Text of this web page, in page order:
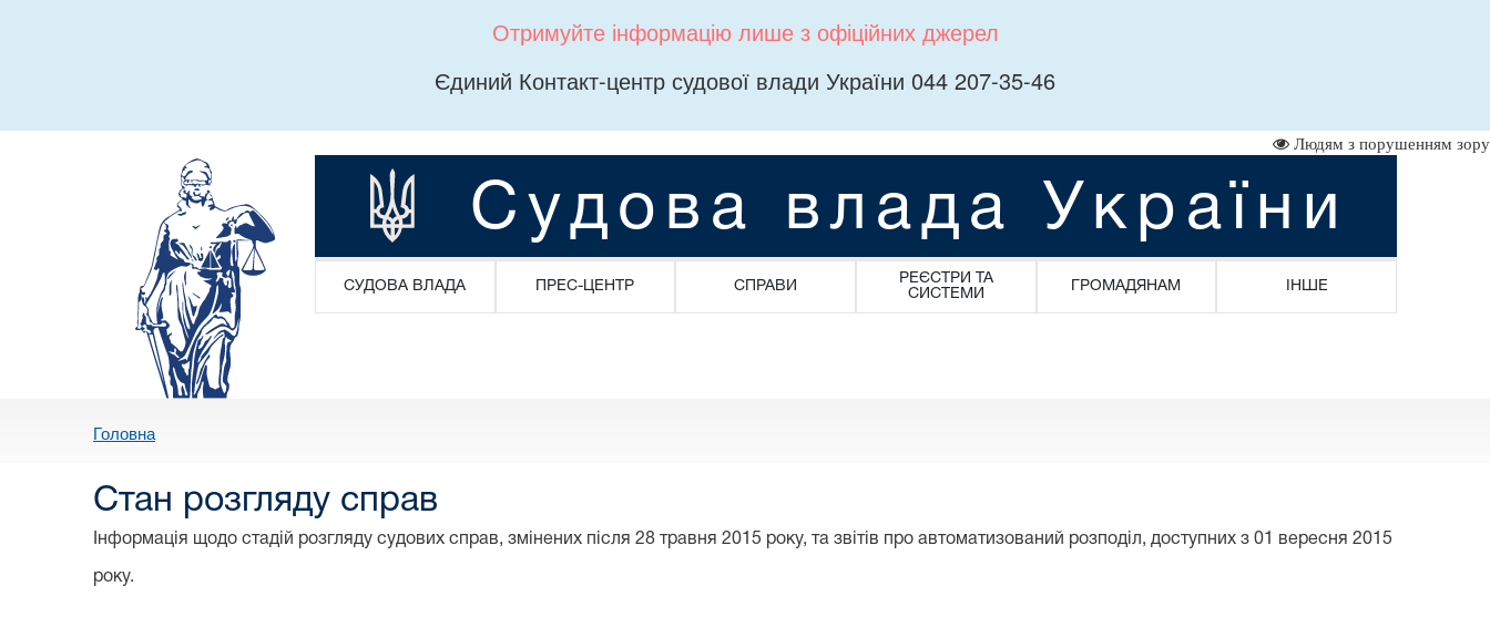
Отримуйте інформацію лише з офіційних джерел
Єдиний Контакт-центр судової влади України 044 207-35-46
Людям з порушенням зору
Судова влада України
СУДОВА ВЛАДА ПРЕС-ЦЕНТР СПРАВИ
РЕЄСТРИ ТА
СИСТЕМИ
ГРОМАДЯНАМ ІНШЕ
Головна
Стан розгляду справ
Інформація щодо стадій розгляду судових справ, змінених після 28 травня 2015 року, та звітів про автоматизований розподіл, доступних з 01 вересня 2015
року.